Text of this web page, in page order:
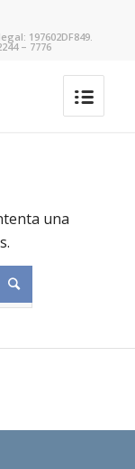
197602DF849.
– 7776
una